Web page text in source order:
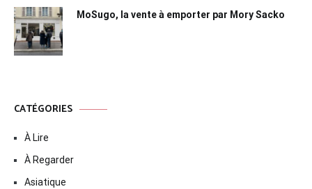
MoSugo, la vente à emporter par Mory Sacko
CATÉGORIES
À Lire
À Regarder
Asiatique